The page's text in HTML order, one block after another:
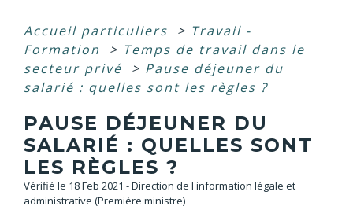
Accueil particuliers > Travail -
Formation
> Temps de travail dans le
secteur privé
> Pause déjeuner du
salarié : quelles sont les règles ?
PAUSE DÉJEUNER DU
SALARIÉ : QUELLES SONT
LES RÈGLES ?
Vérifié le 18 Feb 2021 - Direction de l'information légale et
administrative (Première ministre)